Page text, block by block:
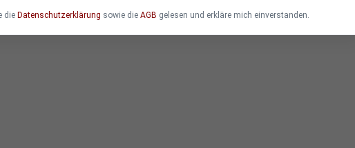
die Datenschutzerklärung sowie die AGB gelesen und erkläre mich einverstanden.